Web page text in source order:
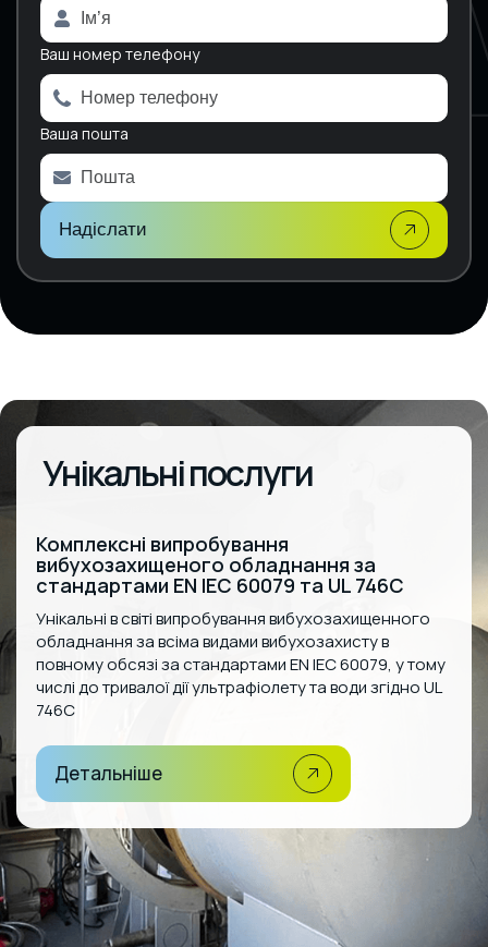
Ваш номер телефону
Ваша пошта
Надіслати
e
r
n
a
t
i
e
Унікальні послуги
Комплексні випробування
вибухозахищеного обладнання за
стандартами EN IEC 60079 та UL 746C
Унікальні в світі випробування вибухозахищенного
обладнання за всіма видами вибухозахисту в
повному обсязі за стандартами EN IEC 60079, у тому
числі до тривалої дії ультрафіолету та води згідно UL
746C
Детальніше